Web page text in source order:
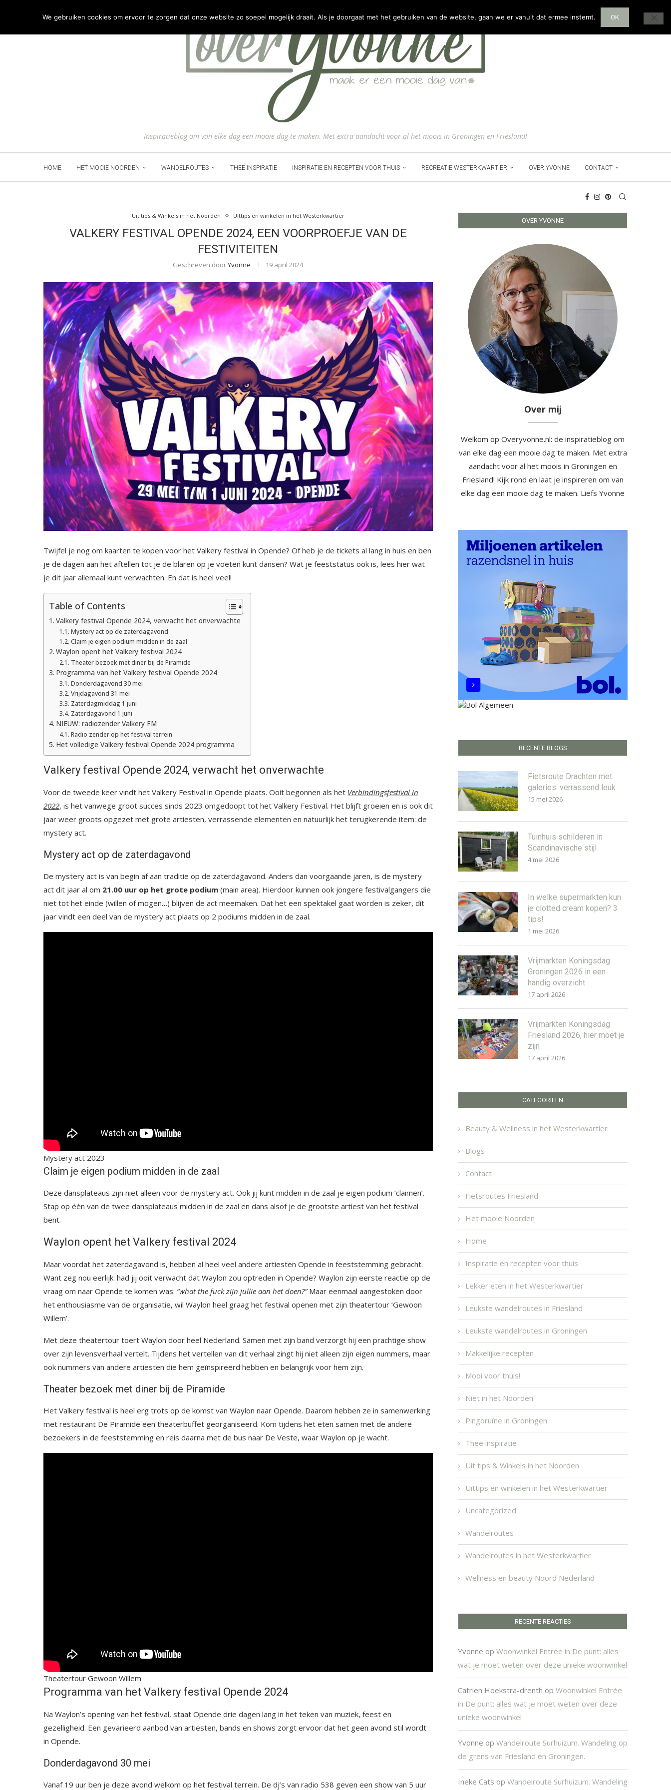
Inspiratieblog om van elke dag een mooie dag te maken. Met extra aandacht voor al het moois in Groningen en Friesland!
HOME HET MOOIE NOORDEN WANDELROUTES THEE INSPIRATIE INSPIRATIE EN RECEPTEN VOOR THUIS RECREATIE WESTERKWARTIER OVER YVONNE CONTACT
Uit tips & Winkels in het Noorden Uittips en winkelen in het Westerkwartier
VALKERY FESTIVAL OPENDE 2024, EEN VOORPROEFJE VAN DE
FESTIVITEITEN
Geschreven doorYvonne 19 april 2024
Twijfel je nog om kaarten te kopen voor het Valkery festival in Opende? Of heb je de tickets al lang in huis en ben
je de dagen aan het aftellen tot je de blaren op je voeten kunt dansen? Wat je feeststatus ook is, lees hier wat
je dit jaar allemaal kunt verwachten. En dat is heel veel!
Table of Contents
Valkery festival Opende 2024, verwacht het onverwachte
Mystery act op de zaterdagavond
Claim je eigen podium midden in de zaal
Waylon opent het Valkery festival 2024
Theater bezoek met diner bij de Piramide
Programma van het Valkery festival Opende 2024
Donderdagavond 30 mei
Vrijdagavond 31 mei
Zaterdagmiddag 1 juni
Zaterdagavond 1 juni
NIEUW: radiozender Valkery FM
Radio zender op het festival terrein
Het volledige Valkery festival Opende 2024 programma
Valkery festival Opende 2024, verwacht het onverwachte
Voor de tweede keer vindt het Valkery Festival in Opende plaats. Ooit begonnen als het Verbindingsfestival in
2022, is het vanwege groot succes sinds 2023 omgedoopt tot het Valkery Festival. Het blijft groeien en is ook dit
jaar weer groots opgezet met grote artiesten, verrassende elementen en natuurlijk het terugkerende item: de
mystery act.
Mystery act op de zaterdagavond
De mystery act is van begin af aan traditie op de zaterdagavond. Anders dan voorgaande jaren, is de mystery
act dit jaar al om 21.00 uur op het grote podium (main area). Hierdoor kunnen ook jongere festivalgangers die
niet tot het einde (willen of mogen…) blijven de act meemaken. Dat het een spektakel gaat worden is zeker, dit
jaar vindt een deel van de mystery act plaats op 2 podiums midden in de zaal.
Mystery act 2023
Claim je eigen podium midden in de zaal
Deze dansplateaus zijn niet alleen voor de mystery act. Ook jij kunt midden in de zaal je eigen podium ‘claimen’.
Stap op één van de twee dansplateaus midden in de zaal en dans alsof je de grootste artiest van het festival
bent.
Waylon opent het Valkery festival 2024
Maar voordat het zaterdagavond is, hebben al heel veel andere artiesten Opende in feeststemming gebracht.
Want zeg nou eerlijk: had jij ooit verwacht dat Waylon zou optreden in Opende? Waylon zijn eerste reactie op de
vraag om naar Opende te komen was: “what the fuck zijn jullie aan het doen?”Maar eenmaal aangestoken door
het enthousiasme van de organisatie, wil Waylon heel graag het festival openen met zijn theatertour ‘Gewoon
Willem’.
Met deze theatertour toert Waylon door heel Nederland. Samen met zijn band verzorgt hij een prachtige show
over zijn levensverhaal vertelt. Tijdens het vertellen van dit verhaal zingt hij niet alleen zijn eigen nummers, maar
ook nummers van andere artiesten die hem geïnspireerd hebben en belangrijk voor hem zijn.
Theater bezoek met diner bij de Piramide
Het Valkery festival is heel erg trots op de komst van Waylon naar Opende. Daarom hebben ze in samenwerking
met restaurant De Piramide een theaterbuffet georganiseerd. Kom tijdens het eten samen met de andere
bezoekers in de feeststemming en reis daarna met de bus naar De Veste, waar Waylon op je wacht.
Theatertour Gewoon Willem
Programma van het Valkery festival Opende 2024
Na Waylon’s opening van het festival, staat Opende drie dagen lang in het teken van muziek, feest en
gezelligheid. Een gevarieerd aanbod van artiesten, bands en shows zorgt ervoor dat het geen avond stil wordt
in Opende.
Donderdagavond 30 mei
Vanaf 19 uur ben je deze avond welkom op het festival terrein. De dj’s van radio 538 geven een show van 5 uur
OVER YVONNE
Over mij
Welkom op Overyvonne.nl: de inspiratieblog om
van elke dag een mooie dag te maken. Met extra
aandacht voor al het moois in Groningen en
Friesland! Kijk rond en laat je inspireren om van
elke dag een mooie dag te maken. Liefs Yvonne
RECENTE BLOGS
Fietsroute Drachten met
galeries: verrassend leuk
15 mei 2026
Tuinhuis schilderen in
Scandinavische stijl
4 mei 2026
In welke supermarkten kun
je clotted cream kopen? 3
tips!
1 mei 2026
Vrijmarkten Koningsdag
Groningen 2026 in een
handig overzicht
17 april 2026
Vrijmarkten Koningsdag
Friesland 2026, hier moet je
zijn
17 april 2026
CATEGORIEËN
Beauty & Wellness in het Westerkwartier
Blogs
Contact
Fietsroutes Friesland
Het mooie Noorden
Home
Inspiratie en recepten voor thuis
Lekker eten in het Westerkwartier
Leukste wandelroutes in Friesland
Leukste wandelroutes in Groningen
Makkelijke recepten
Mooi voor thuis!
Niet in het Noorden
Pingoruïne in Groningen
Thee inspiratie
Uit tips & Winkels in het Noorden
Uittips en winkelen in het Westerkwartier
Uncategorized
Wandelroutes
Wandelroutes in het Westerkwartier
Wellness en beauty Noord Nederland
RECENTE REACTIES
Yvonne op Woonwinkel Entrée in De punt: alles
wat je moet weten over deze unieke woonwinkel
Catrien Hoekstra-drenth op Woonwinkel Entrée
in De punt: alles wat je moet weten over deze
unieke woonwinkel
Yvonne op Wandelroute Surhuizum. Wandeling op
de grens van Friesland en Groningen.
Ineke Cats op Wandelroute Surhuizum. Wandeling
We gebruiken cookies om ervoor te zorgen dat onze website zo soepel mogelijk draait. Als je doorgaat met het gebruiken van de website, gaan we er vanuit dat ermee instemt. OK